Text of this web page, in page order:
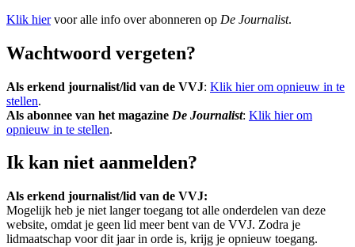
Klik hiervoor alle info over abonneren op De Journalist.
Wachtwoord vergeten?
Als erkend journalist/lid van de VVJ: Klik hier om opnieuw in te
stellen.
Als abonnee van het magazine De Journalist: Klik hier om
opnieuw in te stellen.
Ik kan niet aanmelden?
Als erkend journalist/lid van de VVJ:
Mogelijk heb je niet langer toegang tot alle onderdelen van deze
website, omdat je geen lid meer bent van de VVJ. Zodra je
lidmaatschap voor dit jaar in orde is, krijg je opnieuw toegang.